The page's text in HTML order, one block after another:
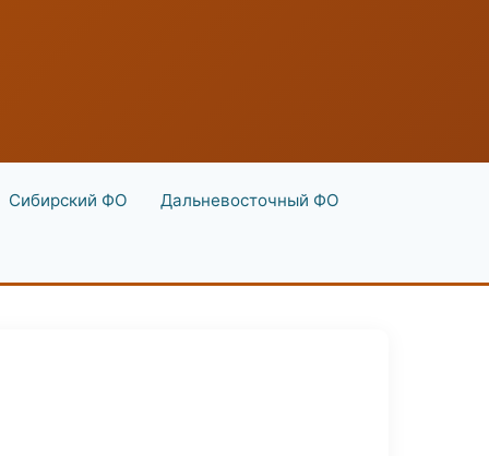
Сибирский ФО Дальневосточный ФО